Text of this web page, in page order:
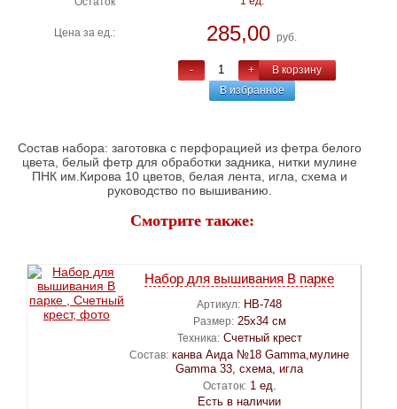
Цена за ед.: 285,00 руб.
- +
В корзину
В избранное
Состав набора: заготовка с перфорацией из фетра белого
цвета, белый фетр для обработки задника, нитки мулине
ПНК им.Кирова 10 цветов, белая лента, игла, схема и
руководство по вышиванию.
Смотрите также:
Набор для вышивания В парке
Артикул: НВ-748
Размер: 25х34 см
Техника: Счетный крест
Состав: канва Аида №18 Gamma,мулине
Gamma 33, схема, игла
Остаток: 1 ед.
Есть в наличии